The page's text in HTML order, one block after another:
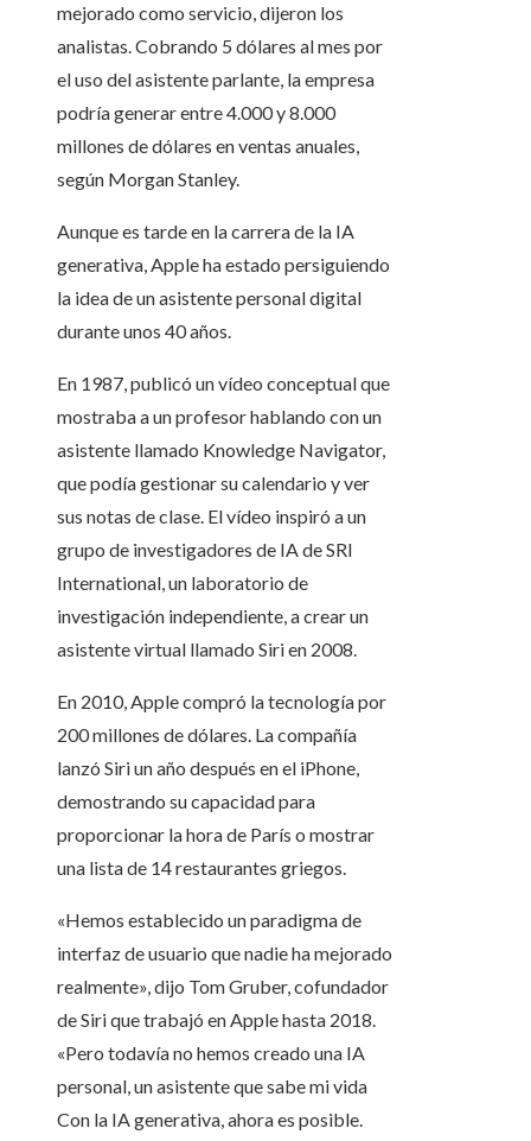
mejorado como servicio, dijeron los
analistas. Cobrando 5 dólares al mes por
el uso del asistente parlante, la empresa
podría generar entre 4.000 y 8.000
millones de dólares en ventas anuales,
según Morgan Stanley.
Aunque es tarde en la carrera de la IA
generativa, Apple ha estado persiguiendo
la idea de un asistente personal digital
durante unos 40 años.
En 1987, publicó un vídeo conceptual que
mostraba a un profesor hablando con un
asistente llamado Knowledge Navigator,
que podía gestionar su calendario y ver
sus notas de clase. El vídeo inspiró a un
grupo de investigadores de IA de SRI
International, un laboratorio de
investigación independiente, a crear un
asistente virtual llamado Siri en 2008.
En 2010, Apple compró la tecnología por
200 millones de dólares. La compañía
lanzó Siri un año después en el iPhone,
demostrando su capacidad para
proporcionar la hora de París o mostrar
una lista de 14 restaurantes griegos.
«Hemos establecido un paradigma de
interfaz de usuario que nadie ha mejorado
realmente», dijo Tom Gruber, cofundador
de Siri que trabajó en Apple hasta 2018.
«Pero todavía no hemos creado una IA
personal, un asistente que sabe mi vida
Con la IA generativa, ahora es posible.